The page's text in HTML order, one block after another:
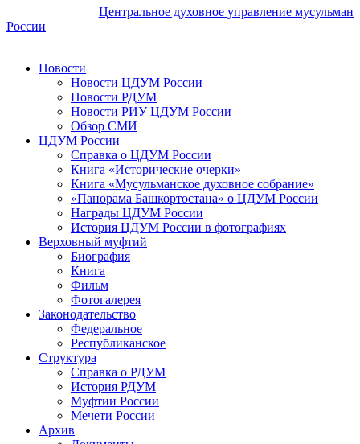
Центральное духовное управление мусульман
России
Новости
Новости ЦДУМ России
Новости РДУМ
Новости РИУ ЦДУМ России
Обзор СМИ
ЦДУМ России
Справка о ЦДУМ России
Книга «Исторические очерки»
Книга «Мусульманское духовное собрание»
«Панорама Башкортостана» о ЦДУМ России
Награды ЦДУМ России
История ЦДУМ России в фотографиях
Верховный муфтий
Биография
Книга
Фильм
Фотогалерея
Законодательство
Федеральное
Республиканское
Структура
Справка о РДУМ
История РДУМ
Муфтии России
Мечети России
Архив